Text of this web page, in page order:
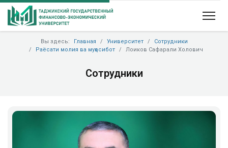
Вы здесь: Главная Университет
Сотрудники
Раёсати молия ва муҳосибот
Лоиков Сафарали Холович
Сотрудники